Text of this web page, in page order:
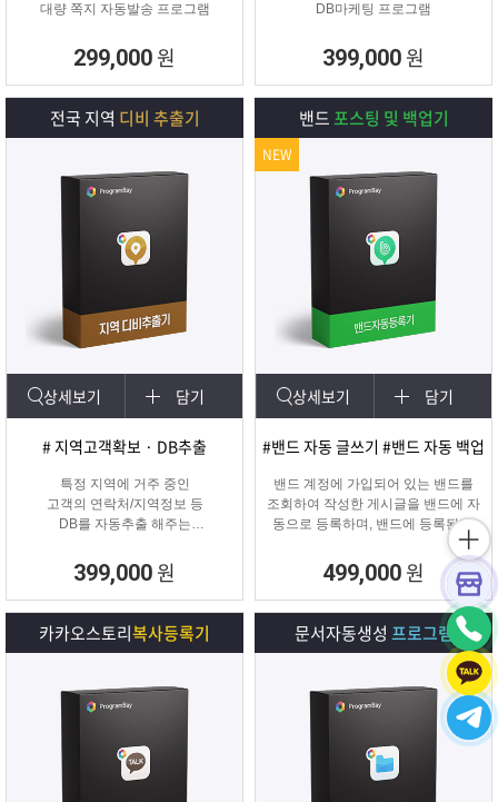
대량 쪽지 자동발송 프로그램
299,000 원
DB마케팅 프로그램
399,000 원
전국 지역 디비 추출기
상세보기 담기
# 지역고객확보 · DB추출
특정 지역에 거주 중인
고객의 연락처/지역정보 등
DB를 자동추출 해주는
399,000 원
밴드포스팅 및 백업기
상세보기 담기
#밴드 자동 글쓰기 #밴드 자동 백업
밴드 계정에 가입되어 있는 밴드를
조회하여 작성한 게시글을 밴드에 자
동으로 등록하며, 밴드에 등록된 게
시물을 백업하여 파일로 저장하거나
다른 계정의 밴드에 자동으로 글을
복사할 수 있는 프로그램입니다.
499,000 원
NEW
카카오스토리복사등록기 문서자동생성 프로그램